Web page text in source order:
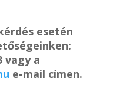
esetén
vagy a
e-mail címen.